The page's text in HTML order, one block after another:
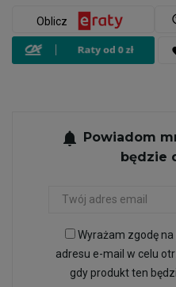
Oblicz
notifications Powiadom
będzie
Wyrażam zgodę
adresu e-mail w celu
gdy produkt ten